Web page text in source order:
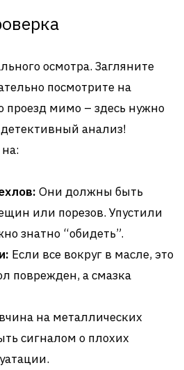
осмотра. Загляните
посмотрите на
проезд мимо – здесь нужно
анализ!
Они должны быть
или порезов. Упустили
знатно “обидеть”.
Если все вокруг в масле, это
поврежден, а смазка
на металлических
сигналом о плохих